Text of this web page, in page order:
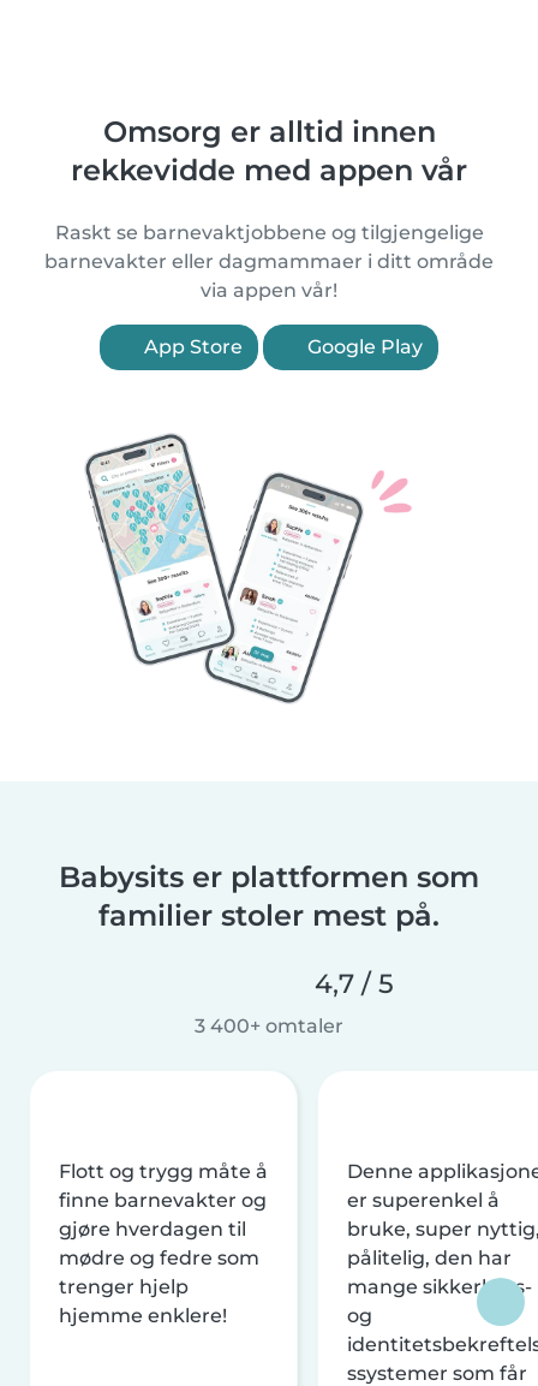
Omsorg er alltid innen
rekkevidde med appen vår
Raskt se barnevaktjobbene og tilgjengelige
barnevakter eller dagmammaer i ditt område
via appen vår!
App Store Google Play
Babysits er plattformen som
familier stoler mest på.
4,7 / 5
3 400+ omtaler
Flott og trygg måte å
finne barnevakter og
gjøre hverdagen til
mødre og fedre som
trenger hjelp
hjemme enklere!
Denne
er superenkel å
bruke, super
pålitelig, den har
mange sikkerhets-
og
ssystemer som får